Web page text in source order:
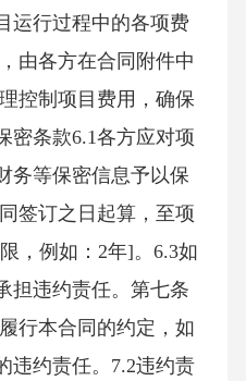
运行过程中的各项费
由各方在合同附件中
控制项目费用，确保
密条款6.1各方应对项
务等保密信息予以保
签订之日起算，至项
，例如：2年]。6.3如
担违约责任。第七条
行本合同的约定，如
违约责任。7.2违约责